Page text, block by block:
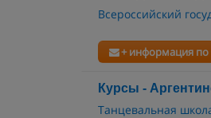
Всероссийский
+ информация по
Курсы -
Танцевальная